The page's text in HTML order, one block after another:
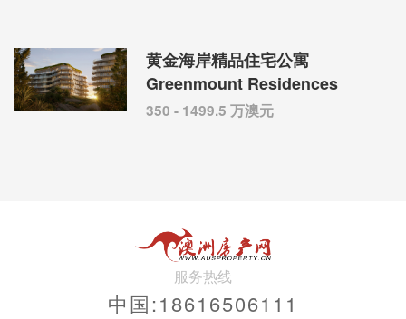
黄金海岸精品住宅公寓
Greenmount Residences
350 - 1499.5 万澳元
服务热线
中国:18616506111